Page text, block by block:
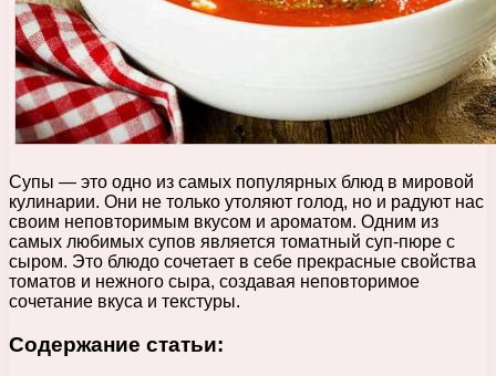
Супы — это одно из самых популярных блюд в мировой
кулинарии. Они не только утоляют голод, но и радуют нас
своим неповторимым вкусом и ароматом. Одним из
самых любимых супов является томатный суп-пюре с
сыром. Это блюдо сочетает в себе прекрасные свойства
томатов и нежного сыра, создавая неповторимое
сочетание вкуса и текстуры.
Содержание статьи: